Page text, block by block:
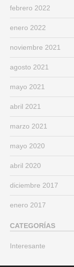
febrero 2022
enero 2022
noviembre 2021
agosto 2021
mayo 2021
abril 2021
marzo 2021
mayo 2020
abril 2020
diciembre 2017
enero 2017
CATEGORÍAS
Interesante